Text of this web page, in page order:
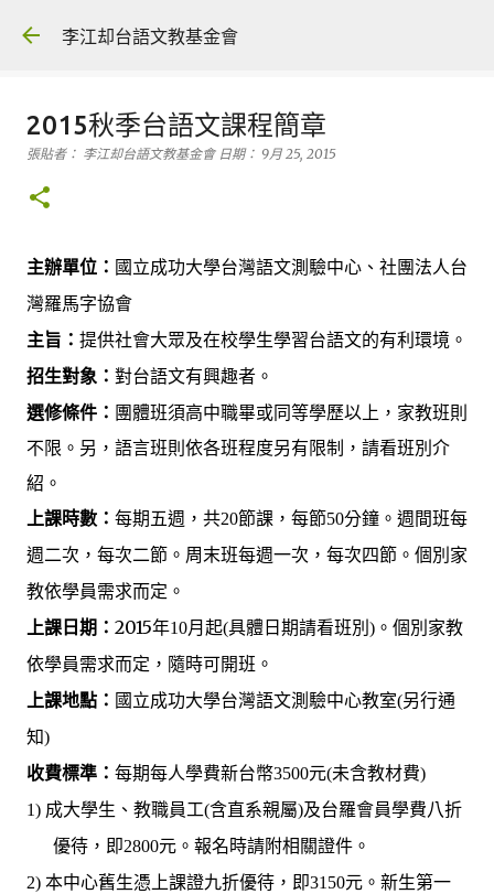
李江却台語文教基金會
2015秋季台語文課程簡章
張貼者： 李江却台語文教基金會 日期： 9月 25, 2015
主辦單位： 國立成功大學台灣語文測驗中心、社團法人台
灣羅馬字協會
主旨： 提供社會大眾及在校學生學習台語文的有利環境。
招生對象： 對台語文有興趣者。
選修條件： 團體班須高中職畢或同等學歷以上，家教班則
不限。另，語言班則依各班程度另有限制，請看班別介
紹。
上課時數： 每期五週，共20節課，每節50分鐘。週間班每
週二次，每次二節。周末班每週一次，每次四節。 個別 家
教依學員需求而定 。
上課日期： 2015年10月起(具體日期請看班別 ) 。個別 家教
依學員需求而定 ，隨時可開班 。
上課地點： 國立成功大學台灣語文測驗中心教室(另行通
知)
收費標準： 每期每人學費新台幣3500元(未含教材費)
1) 成大學生 、 教職員工(含直系親屬)及台羅會員學費八折
優待，即2800元。報名時請附相關證件。
2) 本中心舊生憑上課證九折優待，即3150元。新生第一